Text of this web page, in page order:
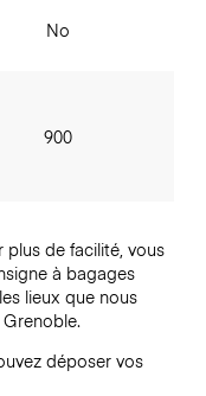
No
900
plus de facilité, vous
à bagages
lieux que nous
déposer vos